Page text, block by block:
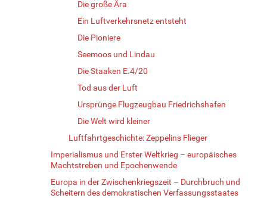
Die große Ära
Ein Luftverkehrsnetz entsteht
Die Pioniere
Seemoos und Lindau
Die Staaken E.4/20
Tod aus der Luft
Ursprünge Flugzeugbau Friedrichshafen
Die Welt wird kleiner
Luftfahrtgeschichte: Zeppelins Flieger
Imperialismus und Erster Weltkrieg – europäisches
Machtstreben und Epochenwende
Europa in der Zwischenkriegszeit – Durchbruch und
Scheitern des demokratischen Verfassungsstaates